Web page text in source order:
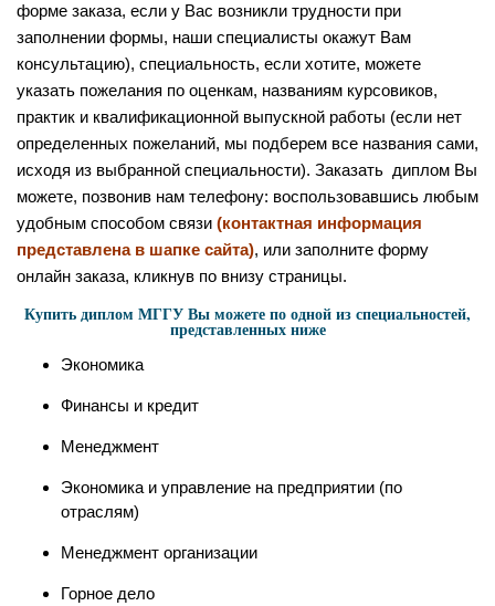
форме заказа, если у Вас возникли трудности при
заполнении формы, наши специалисты окажут Вам
консультацию), специальность, если хотите, можете
указать пожелания по оценкам, названиям курсовиков,
практик и квалификационной выпускной работы (если нет
определенных пожеланий, мы подберем все названия сами,
исходя из выбранной специальности). Заказать диплом Вы
можете, позвонив нам телефону: воспользовавшись любым
удобным способом связи (контактная информация
представлена в шапке сайта), или заполните форму
онлайн заказа, кликнув по внизу страницы.
Купить диплом МГГУ Вы можете по одной из специальностей,
представленных ниже
Экономика
Финансы и кредит
Менеджмент
Экономика и управление на предприятии (по
отраслям)
Менеджмент организации
Горное дело